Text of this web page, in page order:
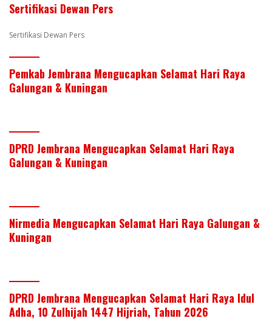
k
Sertifikasi Dewan Pers
Sertifikasi Dewan Pers
Pemkab Jembrana Mengucapkan Selamat Hari Raya
Galungan & Kuningan
DPRD Jembrana Mengucapkan Selamat Hari Raya
Galungan & Kuningan
Nirmedia Mengucapkan Selamat Hari Raya Galungan &
Kuningan
DPRD Jembrana Mengucapkan Selamat Hari Raya Idul
Adha, 10 Zulhijah 1447 Hijriah, Tahun 2026